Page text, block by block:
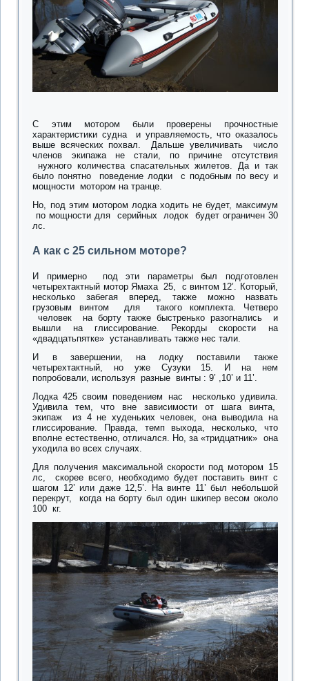
С этим мотором были проверены прочностные
характеристики судна и управляемость, что оказалось
выше всяческих похвал. Дальше увеличивать число
членов экипажа не стали, по причине отсутствия
нужного количества спасательных жилетов. Да и так
было понятно поведение лодки с подобным по весу и
мощности мотором на транце.
Но, под этим мотором лодка ходить не будет, максимум
по мощности для серийных лодок будет ограничен 30
лс.
А как с 25 сильном моторе?
И примерно под эти параметры был подготовлен
четырехтактный мотор Ямаха 25, с винтом 12’.
Который,
несколько забегая вперед, также можно назвать
грузовым винтом для такого комплекта. Четверо
человек на борту также быстренько разогнались и
вышли на глиссирование.
Рекорды скорости на
«двадцатьпятке» устанавливать также нес тали.
И в завершении, на лодку поставили также
четырехтактный, но уже Сузуки 15. И на нем
попробовали, используя разные винты : 9’ ,10’ и 11’.
Лодка 425 своим поведением нас несколько удивила.
Удивила тем, что вне зависимости от шага винта,
экипаж из 4 не худеньких человек, она выводила на
глиссирование. Правда, темп выхода, несколько, что
вполне естественно, отличался. Но, за «тридцатник» она
уходила во всех случаях.
Для получения максимальной скорости под мотором 15
лс, скорее всего, необходимо будет поставить винт с
шагом 12’ или даже 12,5’. На винте 11’ был небольшой
перекрут, когда на борту был один шкипер весом около
100 кг.